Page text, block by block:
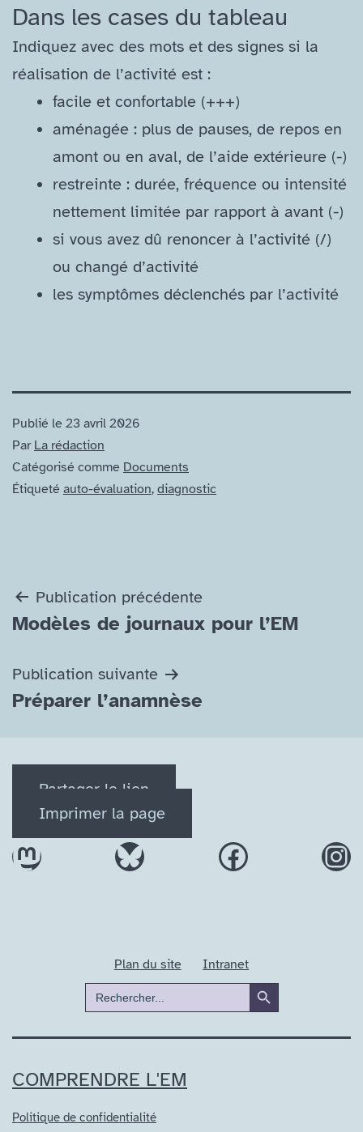
Dans les cases du tableau
Indiquez avec des mots et des signes si la
réalisation de l’activité est :
facile et confortable (+++)
aménagée : plus de pauses, de repos en
amont ou en aval, de l’aide extérieure (-)
restreinte : durée, fréquence ou intensité
nettement limitée par rapport à avant (-)
si vous avez dû renoncer à l’activité (/​)
ou changé d’activité
les symptômes déclenchés par l’activité
Publié le 23 avril 2026
Par La rédaction
Catégorisé comme Documents
Étiqueté auto-évaluation, diagnostic
Navigation
de
l’article
Publication précédente
Modèles de journaux pour l’EM
Publication suivante
Préparer l’anamnèse
Partager le lien
Imprimer la page
MastodonBluesky Facebook
Plan du site Intranet
Search
for:
Search Button
COMPRENDRE L'EM
Politique de confidentialité